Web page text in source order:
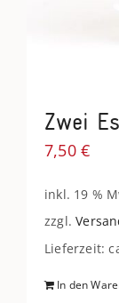
Zwei
7,50 €
inkl. 19 %
zzgl.
Lieferzeit:
In den